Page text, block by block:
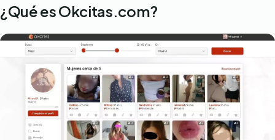
¿Qué es Okcitas.com?